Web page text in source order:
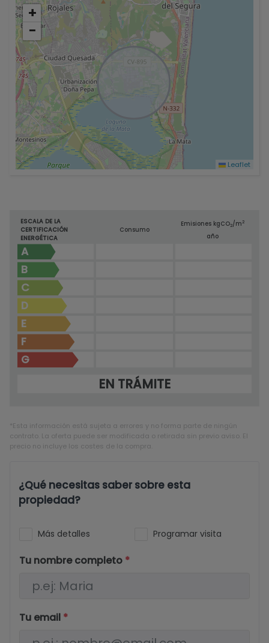
+
−
Leaflet
ESCALA DE LA
CERTIFICACIÓN
ENERGÉTICA
Consumo
Emisiones kgCO2/m2
año
A
B
C
D
E
F
G
EN TRÁMITE
*Esta información está sujeta a errores y no forma parte de ningún
contrato. La oferta puede ser modificada o retirada sin previo aviso. El
precio no incluye los costes de la compra.
¿Qué necesitas saber sobre esta
propiedad?
Más detalles Programar visita
Tu nombre completo *
Tu email *